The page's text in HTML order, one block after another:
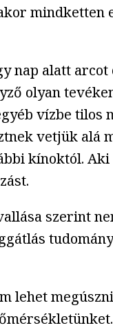
nap alatt
olyan
vízbe
vetjük alá
kínoktól. Aki
szerint
lehet